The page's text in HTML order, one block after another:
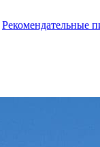
Рекомендательные